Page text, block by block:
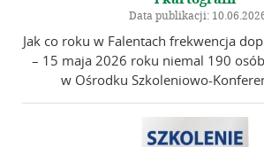
Data publikacji:
Jak co roku w Falentach frekwencja
– 15 maja 2026 roku niemal 190
w Ośrodku Szkoleniowo-